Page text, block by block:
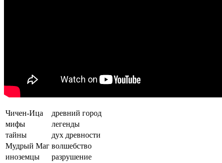
Чичен-Ица
древний город
мифы
легенды
тайны
дух древности
Мудрый Маг волшебство
иноземцы
разрушение